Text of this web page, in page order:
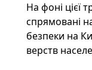
На фоні цієї
спрямовані
безпеки на
верств